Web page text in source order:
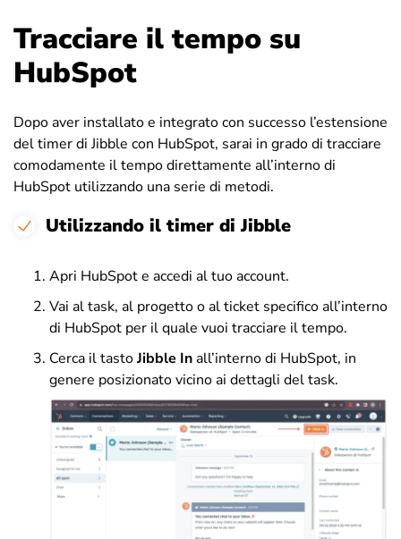
Tracciare il tempo su
HubSpot
Dopo aver installato e integrato con successo l’estensione
del timer di Jibble con HubSpot, sarai in grado di tracciare
comodamente il tempo direttamente all’interno di
HubSpot utilizzando una serie di metodi.
Utilizzando il timer di Jibble
Apri HubSpot e accedi al tuo account.
Vai al task, al progetto o al ticket specifico all’interno
di HubSpot per il quale vuoi tracciare il tempo.
Cerca il tastoJibble Inall’interno di HubSpot, in
genere posizionato vicino ai dettagli del task.